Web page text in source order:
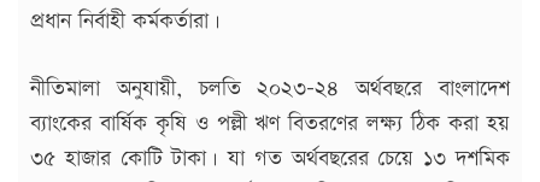
প্রধান নির্বাহী কর্মকর্তারা।
নীতিমালা অনুযায়ী, চলতি ২০২৩-২৪ অর্থবছরে বাংলাদেশ
ব্যাংকের বার্ষিক কৃষি ও পল্লী ঋণ বিতরণের লক্ষ্য ঠিক করা হয়
৩৫ হাজার কোটি টাকা। যা গত অর্থবছরের চেয়ে ১৩ দশমিক